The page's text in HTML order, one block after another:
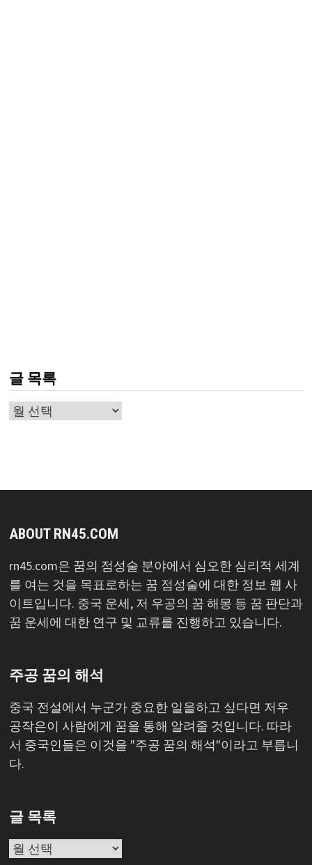
글 목록
글
ABOUT RN45.COM
rn45.com은 꿈의 점성술 분야에서 심오한 심리적 세계
를 여는 것을 목표로하는 꿈 점성술에 대한 정보 웹 사
이트입니다. 중국 운세, 저 우공의 꿈 해몽 등 꿈 판단과
꿈 운세에 대한 연구 및 교류를 진행하고 있습니다.
주공 꿈의 해석
중국 전설에서 누군가 중요한 일을하고 싶다면 저우
공작은이 사람에게 꿈을 통해 알려줄 것입니다. 따라
서 중국인들은 이것을 "주공 꿈의 해석"이라고 부릅니
다.
글 목록
글